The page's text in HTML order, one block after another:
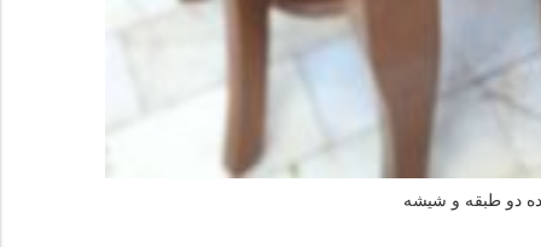
دو طبقه و شیشه